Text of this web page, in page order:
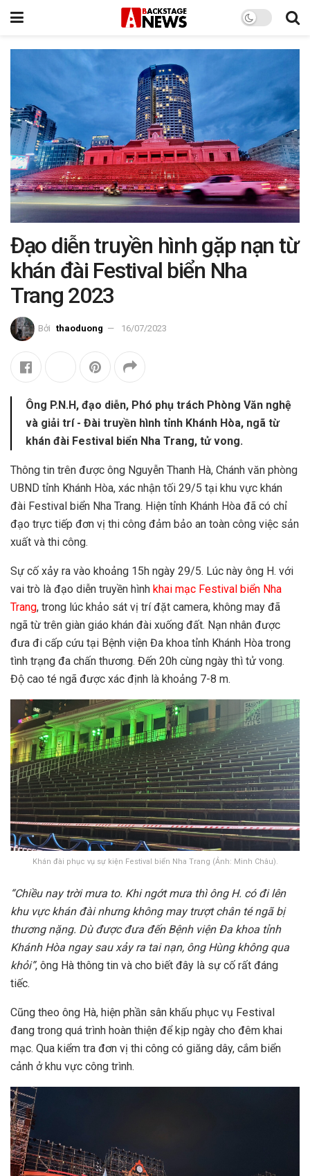
Đạo diễn truyền hình gặp nạn từ
khán đài Festival biển Nha
Trang 2023
Bởi thaoduong 16/07/2023
Ông P.N.H, đạo diễn, Phó phụ trách Phòng Văn nghệ
và giải trí - Đài truyền hình tỉnh Khánh Hòa, ngã từ
khán đài Festival biển Nha Trang, tử vong.
Thông tin trên được ông Nguyễn Thanh Hà, Chánh văn phòng
UBND tỉnh Khánh Hòa, xác nhận tối 29/5 tại khu vực khán
đài Festival biển Nha Trang. Hiện tỉnh Khánh Hòa đã có chỉ
đạo trực tiếp đơn vị thi công đảm bảo an toàn công việc sản
xuất và thi công.
Sự cố xảy ra vào khoảng 15h ngày 29/5. Lúc này ông H. với
vai trò là đạo diễn truyền hình khai mạc Festival biển Nha
Trang, trong lúc khảo sát vị trí đặt camera, không may đã
ngã từ trên giàn giáo khán đài xuống đất. Nạn nhân được
đưa đi cấp cứu tại Bệnh viện Đa khoa tỉnh Khánh Hòa trong
tình trạng đa chấn thương. Đến 20h cùng ngày thì tử vong.
Độ cao té ngã được xác định là khoảng 7-8 m.
Khán đài phục vụ sự kiện Festival biển Nha Trang (Ảnh: Minh Châu).
“Chiều nay trời mưa to. Khi ngớt mưa thì ông H. có đi lên
khu vực khán đài nhưng không may trượt chân té ngã bị
thương nặng. Dù được đưa đến Bệnh viện Đa khoa tỉnh
Khánh Hòa ngay sau xảy ra tai nạn, ông Hùng không qua
khỏi”, ông Hà thông tin và cho biết đây là sự cố rất đáng
tiếc.
Cũng theo ông Hà, hiện phần sân khấu phục vụ Festival
đang trong quá trình hoàn thiện để kịp ngày cho đêm khai
mạc. Qua kiểm tra đơn vị thi công có giăng dây, cắm biển
cảnh ở khu vực công trình.